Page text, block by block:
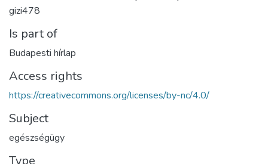
gizi478
Is part of
Budapesti hírlap
Access rights
https://creativecommons.org/licenses/by-nc/4.0/
Subject
egészségügy
Type